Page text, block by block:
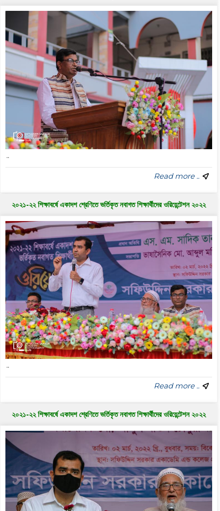
..
Read more ..
২০২১-২২ শিক্ষাবর্ষে একাদশ শ্রেণিতে ভর্তিকৃত নবাগত শিক্ষার্থীদের ওরিয়েন্টেশন ২০২২
..
Read more ..
২০২১-২২ শিক্ষাবর্ষে একাদশ শ্রেণিতে ভর্তিকৃত নবাগত শিক্ষার্থীদের ওরিয়েন্টেশন ২০২২